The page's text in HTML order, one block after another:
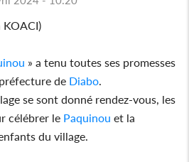
KOACI)
» a tenu toutes ses promesses
de Diabo
se sont donné rendez-vous, les
célébrer le Paquinou et la
du village.